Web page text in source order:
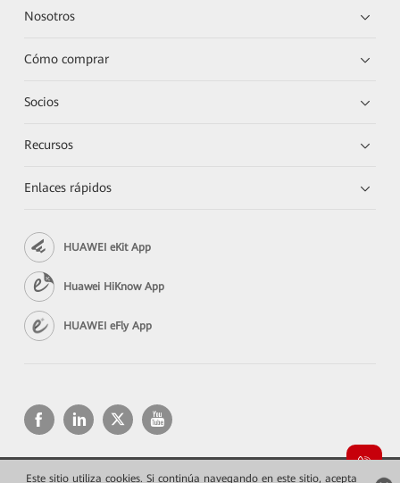
Este sitio utiliza cookies. Si continúa navegando en este sitio, acepta
Nosotros
Cómo comprar
Socios
Recursos
Enlaces rápidos
HUAWEI eKit App
Huawei HiKnow App
HUAWEI eFly App
Copyright © 2026 Huawei Technologies Co., Ltd. Todos los derechos reservados.